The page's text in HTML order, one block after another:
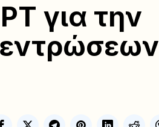
για την